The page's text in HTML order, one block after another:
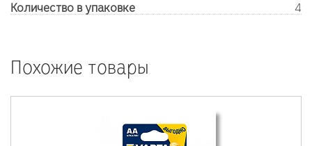
Количество в упаковке
4
Похожие товары